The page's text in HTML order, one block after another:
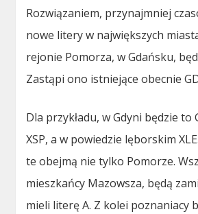
Rozwiązaniem, przynajmniej
nowe litery w największych
rejonie Pomorza, w Gdańsku,
Zastąpi ono istniejące obecnie
Dla przykładu, w Gdyni będzie to
XSP, a w powiedzie lęborskim
te obejmą nie tylko Pomorze.
mieszkańcy Mazowsza, będą
mieli literę A. Z kolei poznaniacy